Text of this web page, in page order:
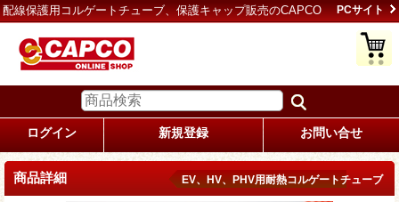
配線保護用コルゲートチューブ、保護キャップ販売のCAPCO PCサイト
ログイン 新規登録 お問い合せ
商品詳細 EV、HV、PHV用耐熱コルゲートチューブ